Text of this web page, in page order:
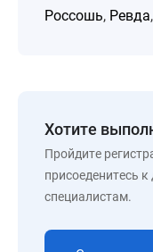
Россошь, Ревда,
Хотите
Пройдите
присоеденитесь к
специалистам.